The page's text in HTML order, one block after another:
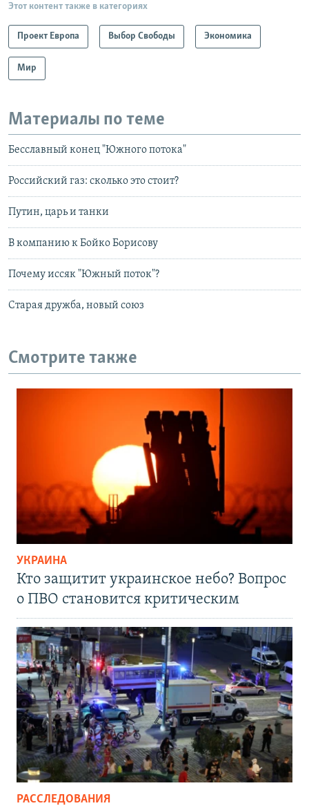
Этот контент также в категориях
Проект Европа Выбор Свободы Экономика
Мир
Материалы по теме
Бесславный конец "Южного потока"
Российский газ: сколько это стоит?
Путин, царь и танки
В компанию к Бойко Борисову
Почему иссяк "Южный поток"?
Старая дружба, новый союз
Смотрите также
УКРАИНА
Кто защитит украинское небо? Вопрос
о ПВО становится критическим
РАССЛЕДОВАНИЯ